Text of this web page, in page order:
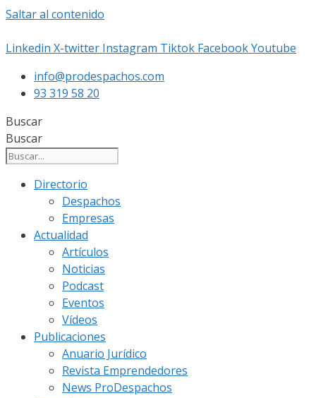
Saltar al contenido
Linkedin X-twitter Instagram Tiktok FacebookYoutube
info@prodespachos.com
93 319 58 20
Buscar
Buscar
Directorio
Despachos
Empresas
Actualidad
Artículos
Noticias
Podcast
Eventos
Vídeos
Publicaciones
Anuario Jurídico
Revista Emprendedores
News ProDespachos